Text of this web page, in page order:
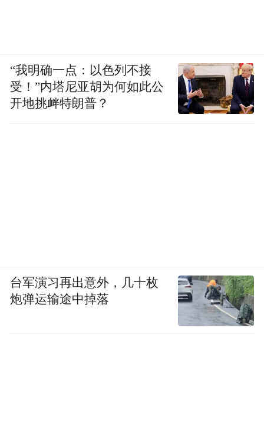
“我明确一点：以色列不接
受！”内塔尼亚胡为何如此公
开地挑衅特朗普？
台军演习再出意外，几十枚
炮弹运输途中掉落